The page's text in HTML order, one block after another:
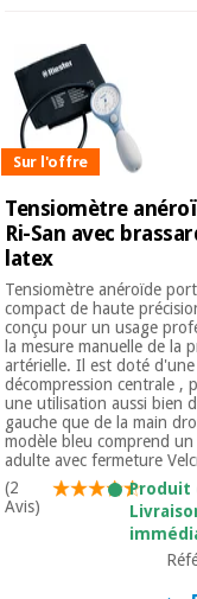
Sur l'offre
Tensiomètre
Ri-San avec
latex
Tensiomètre anéroïde
compact de haute
conçu pour un usage
la mesure manuelle de la
artérielle. Il est doté
décompression centrale ,
une utilisation aussi bien
gauche que de la main
modèle bleu comprend un
adulte avec fermeture
(2
Avis)
Produit